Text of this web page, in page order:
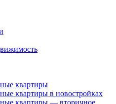
квартиры
квартиры в новостройках
квартиры — вторичное